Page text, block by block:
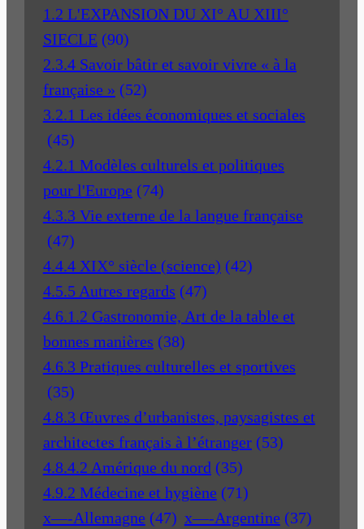
1.2 L'EXPANSION DU XI° AU XIII°
SIECLE (90)
2.3.4 Savoir bâtir et savoir vivre « à la
française » (52)
3.2.1 Les idées économiques et sociales
(45)
4.2.1 Modèles culturels et politiques
pour l'Europe (74)
4.3.3 Vie externe de la langue française
(47)
4.4.4 XIX° siècle (science) (42)
4.5.5 Autres regards (47)
4.6.1.2 Gastronomie, Art de la table et
bonnes manières (38)
4.6.3 Pratiques culturelles et sportives
(35)
4.8.3 Œuvres d’urbanistes, paysagistes et
architectes français à l’étranger (53)
4.8.4.2 Amérique du nord (35)
4.9.2 Médecine et hygiène (71)
x—-Allemagne (47) x—-Argentine (37)